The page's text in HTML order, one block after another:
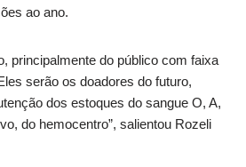
ao ano.
principalmente do público com faixa
serão os doadores do futuro,
dos estoques do sangue O, A,
do hemocentro”, salientou Rozeli